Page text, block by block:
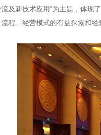
及新技术应用”为主题，体现
流程、经营模式的有益探索和经